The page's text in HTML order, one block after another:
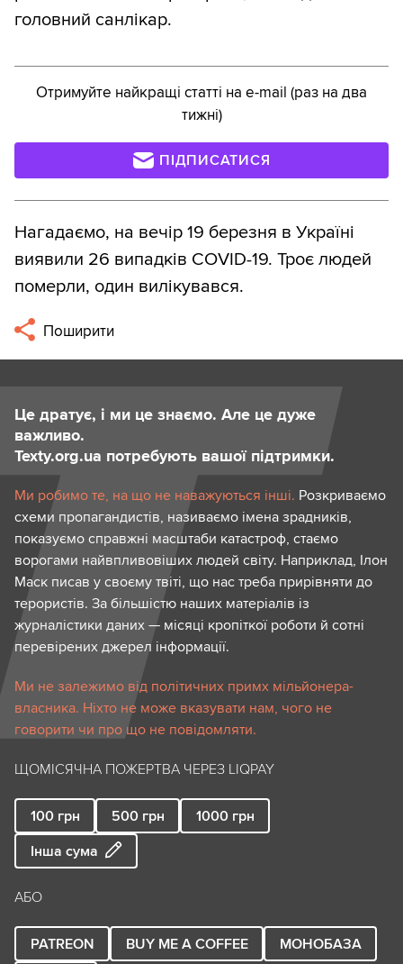
головний санлікар.
Отримуйте найкращі статті на e-mail (раз на два
тижні)
ПІДПИСАТИСЯ
Нагадаємо, на вечір 19 березня в Україні
виявили 26 випадків COVID-19. Троє людей
померли, один вилікувався.
Поширити
Це дратує, і ми це знаємо. Але це дуже
важливо.
Texty.org.ua потребують вашої підтримки.
Ми робимо те, на що не наважуються інші. Розкриваємо
схеми пропагандистів, називаємо імена зрадників,
показуємо справжні масштаби катастроф, стаємо
ворогами найвпливовіших людей світу. Наприклад, Ілон
Маск писав у своєму твіті, що нас треба прирівняти до
терористів. За більшістю наших матеріалів із
журналістики даних — місяці кропіткої роботи й сотні
перевірених джерел інформації.
Ми не залежимо від політичних примх мільйонера-
власника. Ніхто не може вказувати нам, чого не
говорити чи про що не повідомляти.
ЩОМІСЯЧНА ПОЖЕРТВА ЧЕРЕЗ LIQPAY
100 грн 500 грн 1000 грн
Інша сума
АБО
PATREON BUY ME A COFFEE
МОНОБАЗА